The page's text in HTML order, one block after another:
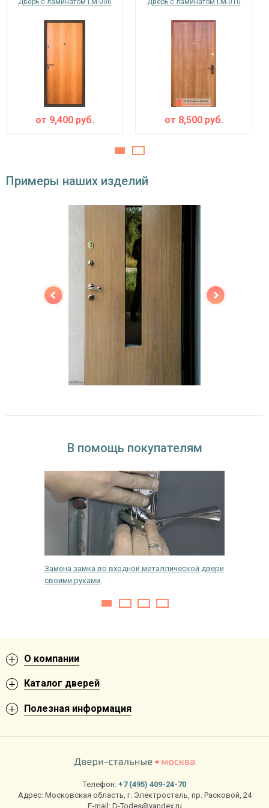
минераловатная плита URSA или пенопласт
Направление
левое / правое (на выбор)
открывания
Дверь с ламинатом LM-006
от 9,400руб.
Дверь с ламинатом LM-010
от 8,500руб.
Примеры наших изделий
В помощь покупателям
Замена замка во входной металлической двери
своими руками
О компании
Каталог дверей
Полезная информация
Телефон: +7 (495) 409-24-70
Адрес: Московская область, г. Электросталь, пр. Расковой, 24
E-mail: D-Todes@yandex.ru